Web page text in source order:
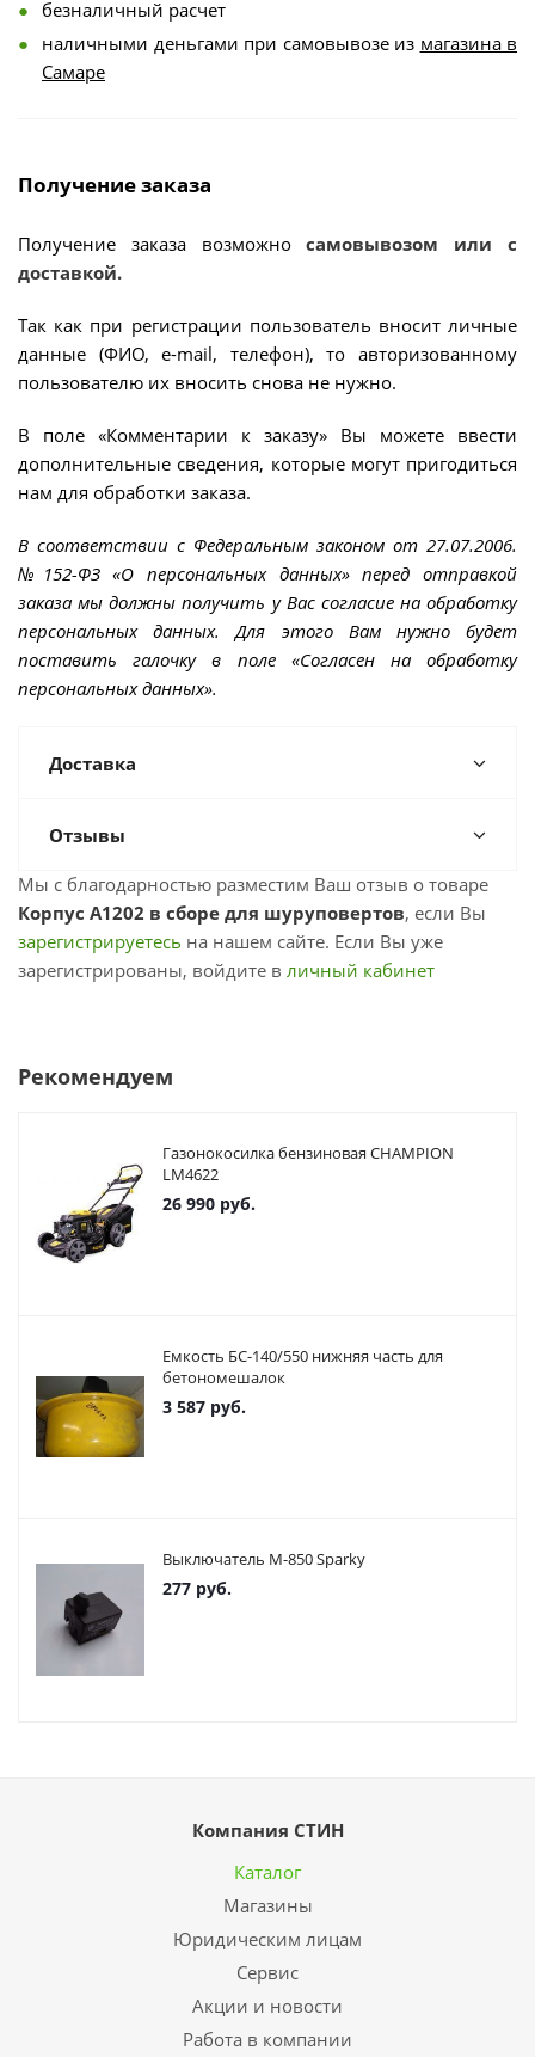
безналичный расчет
наличными деньгами при самовывозе из магазина в
Самаре
Получение заказа
Получение заказа возможносамовывозом или с
доставкой.
Так как при регистрации пользователь вносит личные
данные (ФИО, e-mail, телефон), то авторизованному
пользователю их вносить снова не нужно.
В поле «Комментарии к заказу» Вы можете ввести
дополнительные сведения, которые могут пригодиться
нам для обработки заказа.
В соответствии с Федеральным законом от 27.07.2006.
№152-ФЗ «О персональных данных» перед отправкой
заказа мы должны получить у Вас согласие на обработку
персональных данных. Для этого Вам нужно будет
поставить галочку в поле «Согласен на обработку
персональных данных».
Доставка
Отзывы
Мы с благодарностью разместим Ваш отзыв о товаре
Корпус A1202 в сборе для шуруповертов, если Вы
зарегистрируетесь на нашем сайте. Если Вы уже
зарегистрированы, войдите в личный кабинет
Рекомендуем
Газонокосилка бензиновая CHAMPION
LM4622
26 990 руб.
Емкость БС-140/550 нижняя часть для
бетономешалок
3 587 руб.
Выключатель М-850 Sparky
277 руб.
Компания СТИН
Каталог
Магазины
Юридическим лицам
Сервис
Акции и новости
Работа в компании